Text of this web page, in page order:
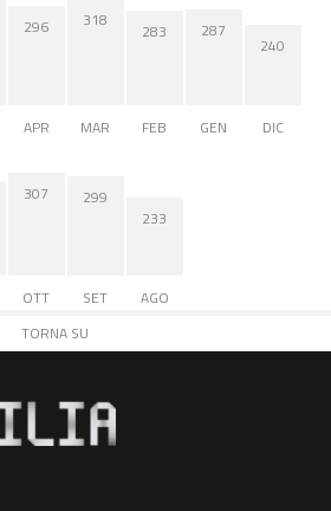
296
APR
318
MAR
283
FEB
287
GEN
240
DIC
307
OTT
299
SET
233
AGO
TORNA SU